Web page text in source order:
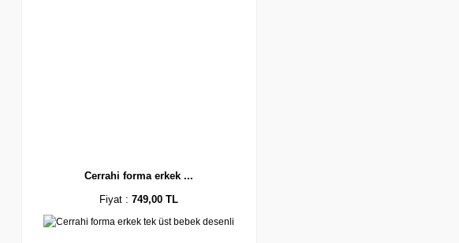
Cerrahi forma erkek ...
Fiyat :749,00 TL